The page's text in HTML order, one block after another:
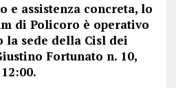
e assistenza concreta, lo
di Policoro è operativo
la sede della Cisl dei
Fortunato n. 10,